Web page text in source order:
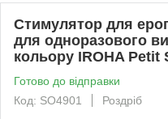
Стимулятор для
для одноразового
кольору IROHA Petit
Готово до відправки
Код: SO4901
Роздріб